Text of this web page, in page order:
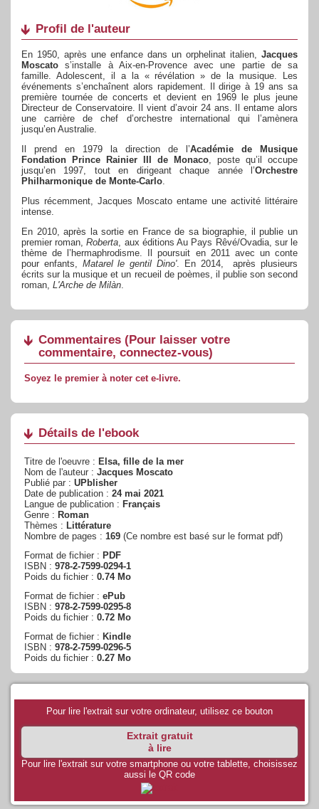
Profil de l'auteur
En 1950, après une enfance dans un orphelinat italien, Jacques
Moscato s’installe à Aix-en-Provence avec une partie de sa
famille. Adolescent, il a la « révélation » de la musique. Les
événements s’enchaînent alors rapidement. Il dirige à 19 ans sa
première tournée de concerts et devient en 1969 le plus jeune
Directeur de Conservatoire. Il vient d’avoir 24 ans. Il entame alors
une carrière de chef d’orchestre international qui l’amènera
jusqu’en Australie.
Il prend en 1979 la direction de l’Académie de Musique
Fondation Prince Rainier III de Monaco , poste qu’il occupe
jusqu’en 1997, tout en dirigeant chaque année l’Orchestre
Philharmonique de Monte-Carlo
Plus récemment, Jacques Moscato entame une activité littéraire
intense.
En 2010, après la sortie en France de sa biographie, il publie un
premier roman,Roberta , aux éditions Au Pays Rêvé/Ovadia, sur le
thème de l’hermaphrodisme. Il poursuit en 2011 avec un conte
pour enfants,
Matarel le gentil Dino'. En 2014, après plusieurs
écrits sur la musique et un recueil de poèmes, il publie son second
roman, L'Arche de Milàn
Commentaires (Pour laisser votre
commentaire, connectez-vous)
Soyez le premier à noter cet e-livre.
Détails de l'ebook
Titre de l'oeuvre : Elsa, fille de la mer
Nom de l'auteur : Jacques Moscato
Publié par : UPblisher
Date de publication : 24 mai 2021
Langue de publication : Français
Genre : Roman
Thèmes : Littérature
Nombre de pages : 169 (Ce nombre est basé sur le format pdf)
Format de fichier : PDF
ISBN : 978-2-7599-0294-1
Poids du fichier : 0.74 Mo
Format de fichier : ePub
ISBN : 978-2-7599-0295-8
Poids du fichier : 0.72 Mo
Format de fichier : Kindle
ISBN : 978-2-7599-0296-5
Poids du fichier : 0.27 Mo
Pour lire l'extrait sur votre ordinateur, utilisez ce bouton
Extrait gratuit
à lire
Pour lire l'extrait sur votre smartphone ou votre tablette, choisissez
aussi le QR code